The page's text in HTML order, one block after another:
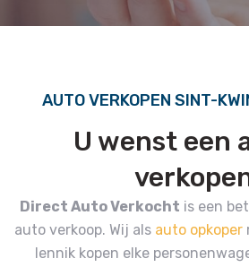
AUTO VERKOPEN SINT-
U wenst een
Direct Auto Verkocht is een
auto verkoop. Wij als auto opkoper
lennik kopen elke